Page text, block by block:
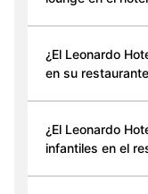
¿El Leonardo
en su
¿El Leonardo
infantiles en el